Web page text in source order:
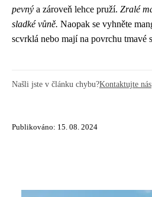
pevný a zároveň lehce pruží. Zralé
sladké vůně. Naopak se vyhněte
scvrklá nebo mají na povrchu tmavé
Našli jste v článku chybu?Kontaktujte nás
Publikováno: 15. 08. 2024